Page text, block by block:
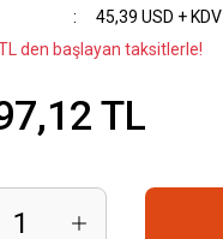
45,39 USD + KDV
den başlayan taksitlerle!
TL